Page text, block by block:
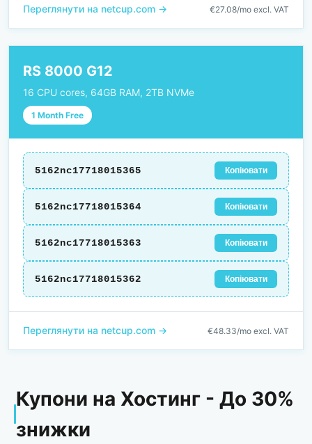
Переглянути на netcup.com → €27.08/mo excl. VAT
RS 8000 G12
16 CPU cores, 64GB RAM, 2TB NVMe
1 Month Free
5162nc17718015365 Копіювати
5162nc17718015364 Копіювати
5162nc17718015363 Копіювати
5162nc17718015362 Копіювати
Переглянути на netcup.com → €48.33/mo excl. VAT
Купони на Хостинг - До 30%
знижки